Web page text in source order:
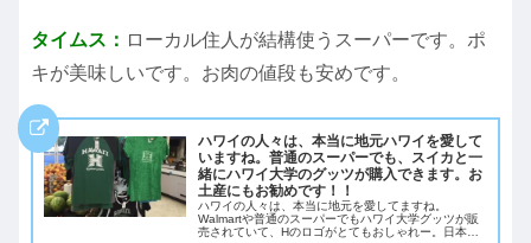
タイムス： ローカル住人が結構使うスーパーです。ポ
キが美味しいです。お肉の値段も安めです。
ハワイの人々は、本当に地元ハワイを愛して
いますね。普通のスーパーでも、スイカと一
緒にハワイ大学のグッツが購入できます。お
土産にもお勧めです！！
ハワイの人々は、本当に地元を愛してますね。
Walmartや普通のスーパーでもハワイ大学グッツが販
売されていて、Hのロゴがとてもおしゃれー。日本へ